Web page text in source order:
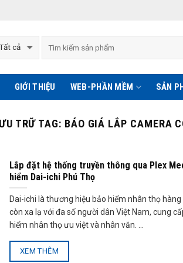
GIỚI THIỆU WEB-PHẦN MỀM SẢN
TRỮ TAG: BÁO GIÁ LẮP CAMERA
Lắp đặt hệ thống truyền thông qua Plex
hiểm Dai-ichi Phú Thọ
Dai-ichi là thương hiệu bảo hiểm nhân thọ
còn xa lạ với đa số người dân Việt Nam, cung
hiểm nhân thọ ưu việt và nhân văn. ...
XEM THÊM